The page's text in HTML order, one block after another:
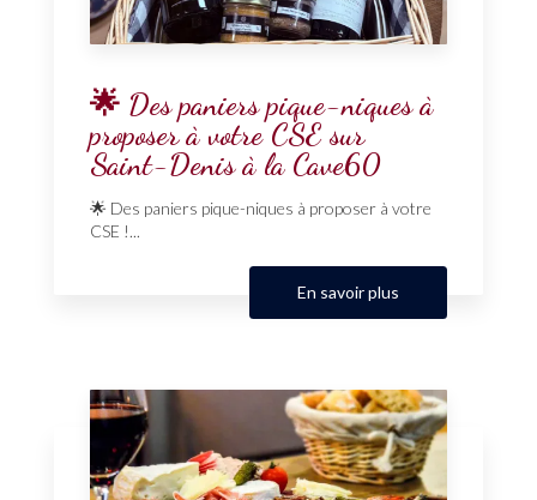
🌟 Des paniers pique-niques à
proposer à votre CSE sur
Saint-Denis à la Cave60
🌟 Des paniers pique-niques à proposer à votre
CSE !...
En savoir plus